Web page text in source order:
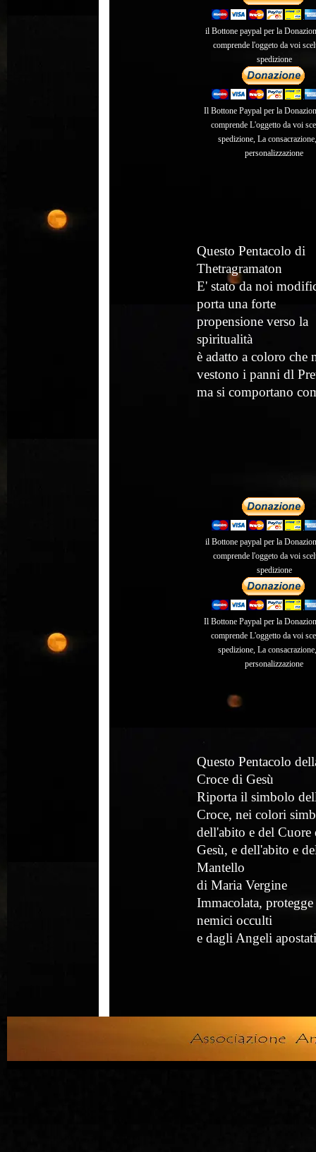
il Bottone paypal per la
comprende l'oggeto da voi
spedizione
Il Bottone Paypal per la
comprende L'oggetto da voi
spedizione, La
personalizzazione
Questo Pentacolo di
Thetragramaton
E' stato da noi
porta una forte
propensione verso la
spiritualità
è adatto a coloro che
vestono i panni dl
ma si comportano
il Bottone paypal per la
comprende l'oggeto da voi
spedizione
Il Bottone Paypal per la
comprende L'oggetto da voi
spedizione, La
personalizzazione
Questo Pentacolo
Croce di Gesù
Riporta il simbolo
Croce, nei colori
dell'abito e del Cuore
Gesù, e dell'abito e
Mantello
di Maria Vergine
Immacolata,
nemici occulti
e dagli Angeli apostati